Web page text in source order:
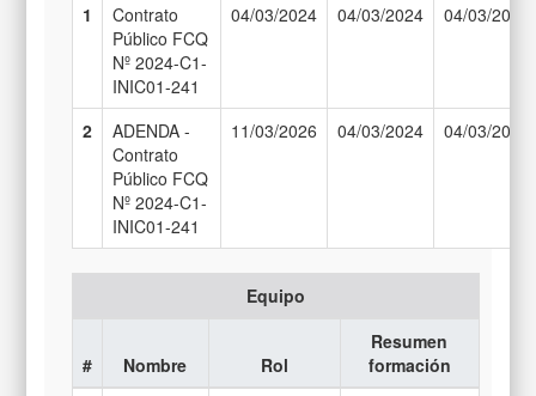
1
Contrato
Público FCQ
Nº 2024-C1-
INIC01-241
04/03/2024 04/03/2024 04/03/2026
2
ADENDA -
Contrato
Público FCQ
Nº 2024-C1-
INIC01-241
11/03/2026 04/03/2024 04/03/2027
Equipo
# Nombre Rol
Resumen
formación